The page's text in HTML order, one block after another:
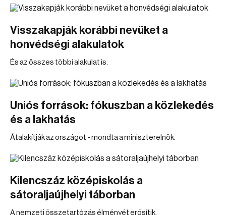
Visszakapják korábbi nevüket a
honvédségi alakulatok
És az összes többi alakulat is.
Uniós források: fókuszban a közlekedés
és a lakhatás
Átalakítják az országot - mondta a miniszterelnök.
Kilencszáz középiskolás a
sátoraljaújhelyi táborban
A nemzeti összetartózás élményét erősítik.